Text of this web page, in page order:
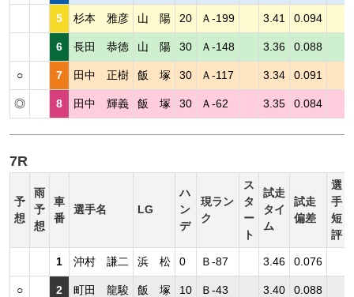
5 杉本 雅彦 山 陽 20 Ａ-199 3.41 0.094
6 長田 恭徳 山 陽 30 Ａ-148 3.36 0.088
○ 7 田中 正樹 飯 塚 30 Ａ-117 3.34 0.091
◎ 8 田中 輝義 飯 塚 30 Ａ-62 3.35 0.084
7R
予
想
雨
予
想
車
番
選手名 LG
ハ
ン
デ
現ラン
ク
ス
タ
ー
ト
試走
タイ
ム
試走
偏差
選
手
短
評
1 沖村 謙二 浜 松 0 Ｂ-87 3.46 0.076
○ 2 町田 龍駿 飯 塚 10 Ｂ-43 3.40 0.088